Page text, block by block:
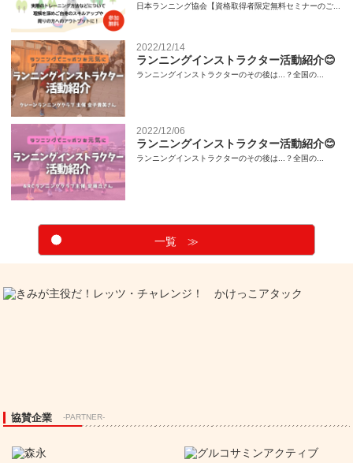
日本ランニング協会【資格取得者限定無料セミナーのご...
2022/12/14
ランニングインストラクター活動紹介😊
ランニングインストラクターのその後は...？全国の...
2022/12/06
ランニングインストラクター活動紹介😊
ランニングインストラクターのその後は...？全国の...
一覧 ≫
協賛企業 -PARTNER-